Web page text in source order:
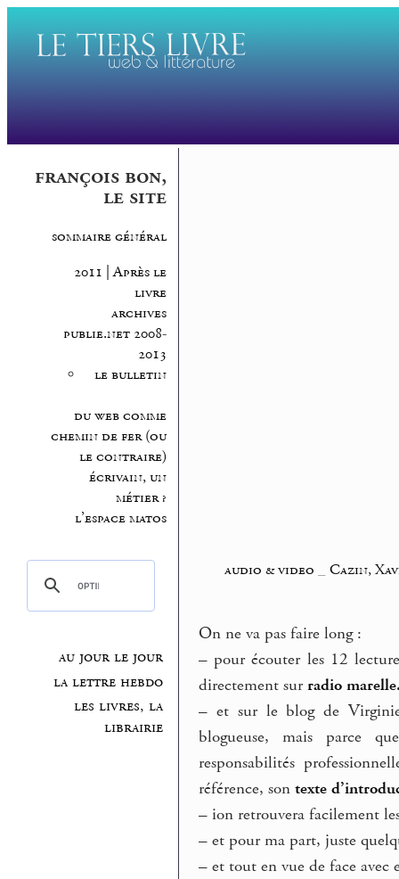
françois bon,
le site
sommaire général
2011 | Après le
livre
archives
publie.net 2008-
2013
le bulletin
du web comme
chemin de fer (ou
le contraire)
écrivain, un
métier ?
l’espace matos
au jour le jour
la lettre hebdo
les livres, la
librairie
audio & video Cazin,
On ne va pas faire long :
– pour écouter les 12
directement surradio
– et sur le blog de
blogueuse, mais parce
responsabilités
référence, sontexte
– ion retrouvera facilement
– et pour ma part, juste
– et tout en vue de face avec